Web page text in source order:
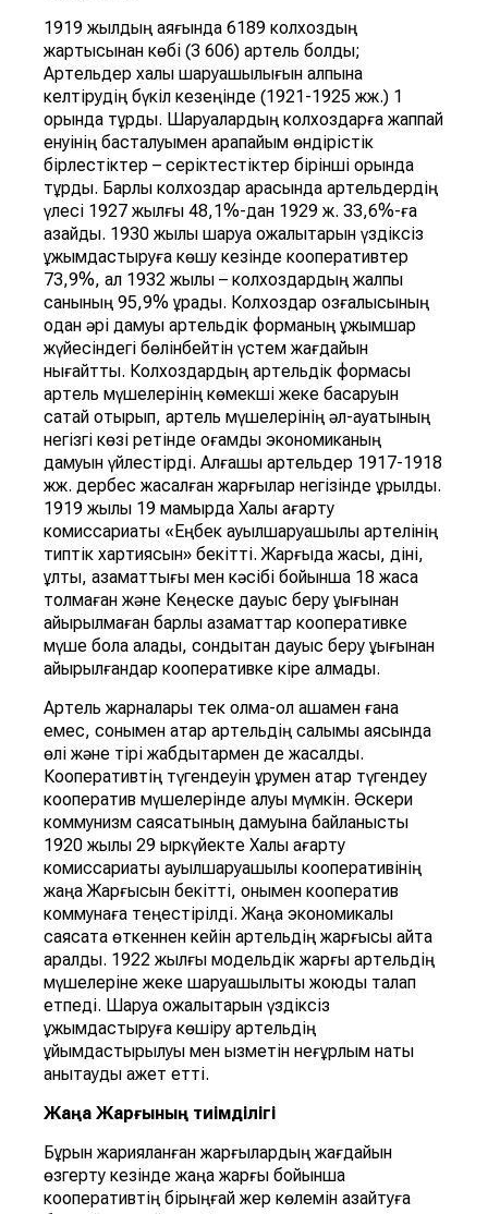
1919 жылдың аяғында 6189 колхоздың
жартысынан көбі (3 606) артель болды;
Артельдер халық шаруашылығын қалпына
келтірудің бүкіл кезеңінде (1921-1925 жж.) 1
орында тұрды. Шаруалардың колхоздарға жаппай
енуінің басталуымен қарапайым өндірістік
бірлестіктер – серіктестіктер бірінші орында
тұрды. Барлық колхоздар арасында артельдердің
үлесі 1927 жылғы 48,1%-дан 1929 ж. 33,6%-ға
азайды. 1930 жылы шаруа қожалықтарын үздіксіз
ұжымдастыруға көшу кезінде кооперативтер
73,9%, ал 1932 жылы – колхоздардың жалпы
санының 95,9% құрады. Колхоздар қозғалысының
одан әрі дамуы артельдік форманың ұжымшар
жүйесіндегі бөлінбейтін үстем жағдайын
нығайтты. Колхоздардың артельдік формасы
артель мүшелерінің көмекші жеке басқаруын
сақтай отырып, артель мүшелерінің әл-ауқатының
негізгі көзі ретінде қоғамдық экономиканың
дамуын үйлестірді. Алғашқы артельдер 1917-1918
жж. дербес жасалған жарғылар негізінде құрылды.
1919 жылы 19 мамырда Халық ағарту
комиссариаты «Еңбек ауылшаруашылық артелінің
типтік хартиясын» бекітті. Жарғыда жасы, діні,
ұлты, азаматтығы мен кәсібі бойынша 18 жасқа
толмаған және Кеңеске дауыс беру құқығынан
айырылмаған барлық азаматтар кооперативке
мүше бола алады, сондықтан дауыс беру құқығынан
айырылғандар кооперативке кіре алмады.
Артель жарналары тек қолма-қол ақшамен ғана
емес, сонымен қатар артельдің салымы аясында
өлі және тірі жабдықтармен де жасалды.
Кооперативтің түгендеуін құрумен қатар түгендеу
кооператив мүшелерінде қалуы мүмкін. Әскери
коммунизм саясатының дамуына байланысты
1920 жылы 29 қыркүйекте Халық ағарту
комиссариаты ауылшаруашылық кооперативінің
жаңа Жарғысын бекітті, онымен кооператив
коммунаға теңестірілді. Жаңа экономикалық
саясатқа өткеннен кейін артельдің жарғысы қайта
қаралды. 1922 жылғы модельдік жарғы артельдің
мүшелеріне жеке шаруашылықты жоюды талап
етпеді. Шаруа қожалықтарын үздіксіз
ұжымдастыруға көшіру артельдің
ұйымдастырылуы мен қызметін неғұрлым нақты
анықтауды қажет етті.
Жаңа Жарғының тиімділігі
Бұрын жарияланған жарғылардың жағдайын
өзгерту кезінде жаңа жарғы бойынша
кооперативтің бірыңғай жер көлемін азайтуға